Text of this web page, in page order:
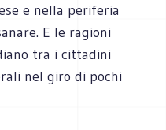
e nella periferia
E le ragioni
tra i cittadini
nel giro di pochi